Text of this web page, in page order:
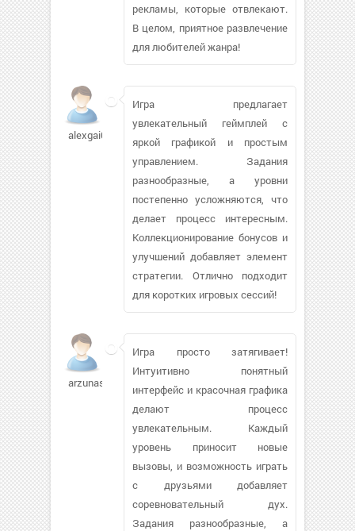
рекламы, которые отвлекают.
В целом, приятное развлечение
для любителей жанра!
alexgai08
Игра предлагает
увлекательный геймплей с
яркой графикой и простым
управлением. Задания
разнообразные, а уровни
постепенно усложняются, что
делает процесс интересным.
Коллекционирование бонусов и
улучшений добавляет элемент
стратегии. Отлично подходит
для коротких игровых сессий!
arzunashka
Игра просто затягивает!
Интуитивно понятный
интерфейс и красочная графика
делают процесс
увлекательным. Каждый
уровень приносит новые
вызовы, и возможность играть
с друзьями добавляет
соревновательный дух.
Задания разнообразные, а